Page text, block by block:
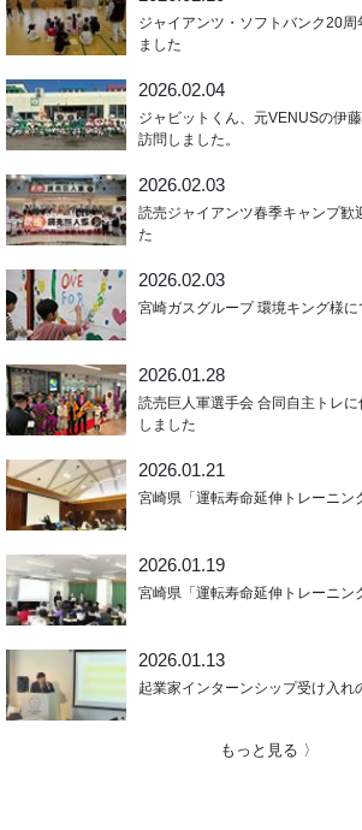
ジャイアンツ・ソフトバンク20
ました
2026.02.04
ジャビットくん、元VENUSの伊
訪問しました。
2026.02.03
読売ジャイアンツ春季キャンプ歓
た
2026.02.03
宮崎ガスグループ 環境キング様
2026.01.28
読売巨人軍選手会 合同自主トレ
しました
2026.01.21
宮崎県「運転寿命延伸トレーニン
2026.01.19
宮崎県「運転寿命延伸トレーニン
2026.01.13
起業家インターンシップ受け入れ
もっと見る 〉